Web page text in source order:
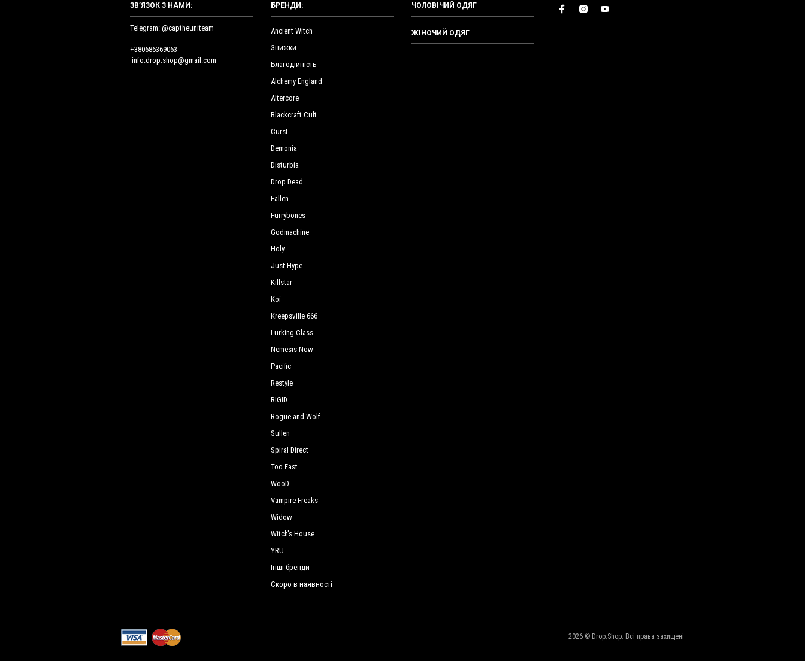
ЗВ’ЯЗОК З НАМИ:
Telegram: @captheuniteam
+380686369063
info.drop.shop@gmail.com
БРЕНДИ:
Ancient Witch
Знижки
Благодійність
Alchemy England
Altercore
Blackcraft Cult
Curst
Demonia
Disturbia
Drop Dead
Fallen
Furrybones
Godmachine
Holy
Just Hype
Killstar
Koi
Kreepsville 666
Lurking Сlass
Nemesis Now
Pacific
Restyle
RIGID
Rogue and Wolf
Sullen
Spiral Direct
Too Fast
WooD
Vampire Freaks
Widow
Witch's House
YRU
Інші бренди
Скоро в наявності
ЧОЛОВІЧИЙ ОДЯГ
ЖІНОЧИЙ ОДЯГ
2026 © Drop.Shop. Всі права захищені